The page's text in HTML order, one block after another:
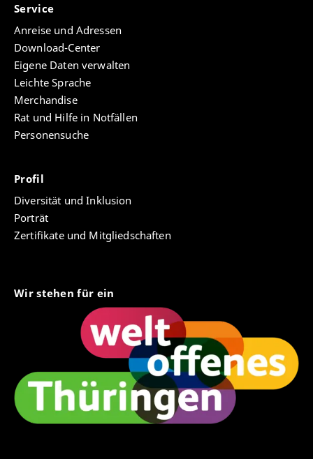
Service
Anreise und Adressen
Download-Center
Eigene Daten verwalten
Leichte Sprache
Merchandise
Rat und Hilfe in Notfällen
Personensuche
Profil
Diversität und Inklusion
Porträt
Zertifikate und Mitgliedschaften
Wir stehen für ein